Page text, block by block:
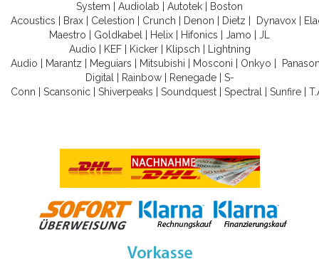
System
Audiolab Autotek
Boston
Acoustics
Brax Celestion Crunch Denon Dietz Dynavox
Maestro
Goldkabel Helix Hifonics Jamo
JL
Audio
KEF| Kicker| Klipsch
Lightning
Audio
Marantz Meguiars Mitsubishi Mosconi Onkyo
Digital
Rainbow| Renegade| S-
Conn
Scansonic Shiverpeaks Soundquest Spectral Sunfire